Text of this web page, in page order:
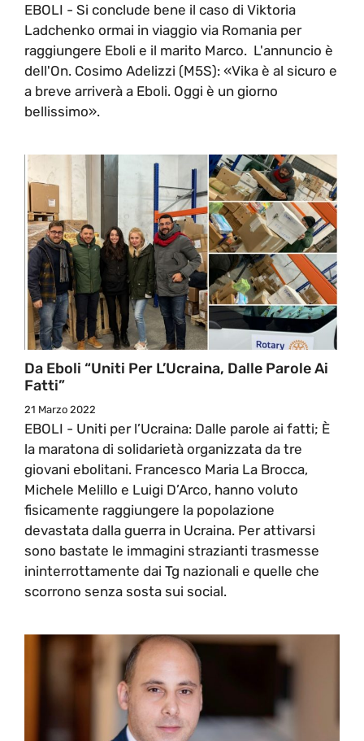
EBOLI - Si conclude bene il caso di Viktoria
Ladchenko ormai in viaggio via Romania per
raggiungere Eboli e il marito Marco. L'annuncio è
dell'On. Cosimo Adelizzi (M5S): «Vika è al sicuro e
a breve arriverà a Eboli. Oggi è un giorno
bellissimo».
Da Eboli “Uniti Per L’Ucraina, Dalle Parole Ai
Fatti”
21 Marzo 2022
EBOLI - Uniti per l’Ucraina: Dalle parole ai fatti; È
la maratona di solidarietà organizzata da tre
giovani ebolitani. Francesco Maria La Brocca,
Michele Melillo e Luigi D’Arco, hanno voluto
fisicamente raggiungere la popolazione
devastata dalla guerra in Ucraina. Per attivarsi
sono bastate le immagini strazianti trasmesse
ininterrottamente dai Tg nazionali e quelle che
scorrono senza sosta sui social.